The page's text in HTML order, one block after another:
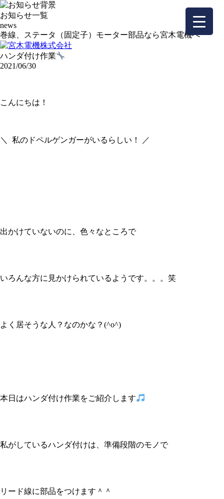
お知らせ一覧
news
巻線、ステータ（固定子）モーター部品なら宮木電機へ
ハンダ付け作業
2021/06/30
こんにちは！
＼ 私のドペルゲンガーがいるらしい！ ／
出かけていないのに、色々なところで
いろんな方に見かけられているようです。。。笑
よく居そうな人？なのかな？(^o^)
本日はハンダ付け作業をご紹介します
私がしているハンダ付けは、準備段階のモノで
リード線に部品をつけます＾＾